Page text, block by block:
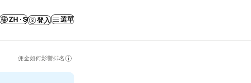
ZH · $ 登入 選單
佣金如何影響排名